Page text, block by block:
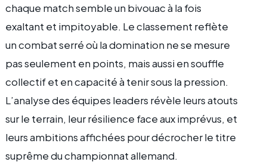
chaque match semble un bivouac à la fois
exaltant et impitoyable. Le classement reflète
un combat serré où la domination ne se mesure
pas seulement en points, mais aussi en souffle
collectif et en capacité à tenir sous la pression.
L’analyse des équipes leaders révèle leurs atouts
sur le terrain, leur résilience face aux imprévus, et
leurs ambitions affichées pour décrocher le titre
suprême du championnat allemand.